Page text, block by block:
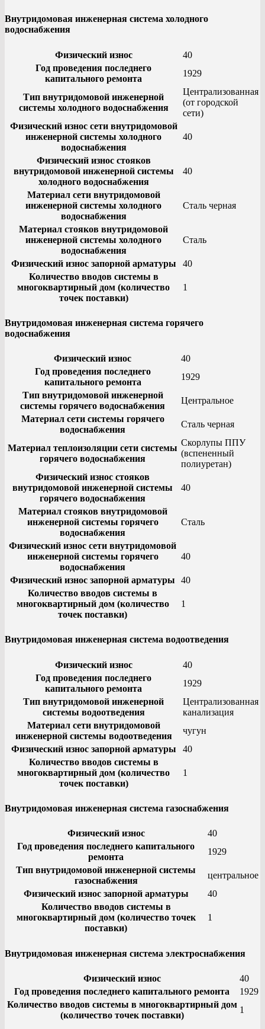
Внутридомовая инженерная система холодного
водоснабжения
Физический износ
40
Год проведения последнего
капитального ремонта
1929
Тип внутридомовой инженерной
системы холодного водоснабжения
Централизованная
(от городской
сети)
Физический износ сети внутридомовой
инженерной системы холодного
водоснабжения
40
Физический износ стояков
внутридомовой инженерной системы
холодного водоснабжения
40
Материал сети внутридомовой
инженерной системы холодного
водоснабжения
Сталь черная
Материал стояков внутридомовой
инженерной системы холодного
водоснабжения
Сталь
Физический износ запорной арматуры
40
Количество вводов системы в
многоквартирный дом (количество
точек поставки)
1
Внутридомовая инженерная система горячего
водоснабжения
Физический износ
40
Год проведения последнего
капитального ремонта
1929
Тип внутридомовой инженерной
системы горячего водоснабжения
Центральное
Материал сети системы горячего
водоснабжения
Сталь черная
Материал теплоизоляции сети системы
горячего водоснабжения
Скорлупы ППУ
(вспененный
полиуретан)
Физический износ стояков
внутридомовой инженерной системы
горячего водоснабжения
40
Материал стояков внутридомовой
инженерной системы горячего
водоснабжения
Сталь
Физический износ сети внутридомовой
инженерной системы горячего
водоснабжения
40
Физический износ запорной арматуры
40
Количество вводов системы в
многоквартирный дом (количество
точек поставки)
1
Внутридомовая инженерная система водоотведения
Физический износ
40
Год проведения последнего
капитального ремонта
1929
Тип внутридомовой инженерной
системы водоотведения
Централизованная
канализация
Материал сети внутридомовой
инженерной системы водоотведения
чугун
Физический износ запорной арматуры
40
Количество вводов системы в
многоквартирный дом (количество
точек поставки)
1
Внутридомовая инженерная система газоснабжения
Физический износ
40
Год проведения последнего капитального
ремонта
1929
Тип внутридомовой инженерной системы
газоснабжения
центральное
Физический износ запорной арматуры
40
Количество вводов системы в
многоквартирный дом (количество точек
поставки)
1
Внутридомовая инженерная система электроснабжения
Физический износ
40
Год проведения последнего капитального ремонта
1929
Количество вводов системы в многоквартирный дом
(количество точек поставки)
1